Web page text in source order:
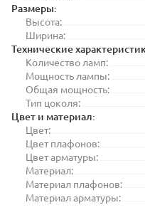
Размеры:
Высота:
Ширина:
Технические
Количество ламп:
Мощность лампы:
Общая мощность:
Тип цоколя:
Цвет и материал:
Цвет:
Цвет плафонов:
Цвет арматуры:
Материал:
Материал плафонов:
Материал арматуры: